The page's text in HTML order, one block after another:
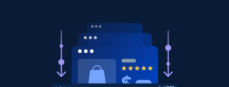
URL, Product id, Title, Product description,